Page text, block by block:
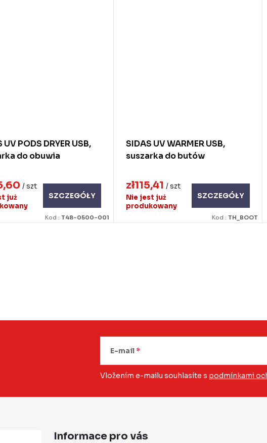
UV PODS DRYER USB,
do obuwia
/ szt
już
SZCZEGÓŁY
Kod : T48-0500-001
SIDAS UV WARMER USB,
suszarka do butów
zł115,41 / szt
Nie jest już
produkowany
SZCZEGÓŁY
Kod : TH_BOOT
E-mail
Vložením e-mailu souhlasíte s podmínkami
Informace pro vás